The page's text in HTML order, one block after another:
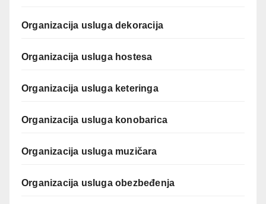
Organizacija usluga dekoracija
Organizacija usluga hostesa
Organizacija usluga keteringa
Organizacija usluga konobarica
Organizacija usluga muzičara
Organizacija usluga obezbeđenja